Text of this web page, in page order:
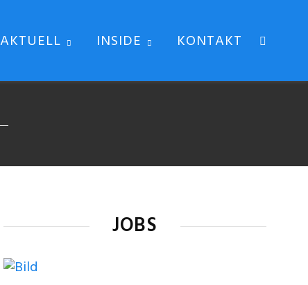
AKTUELL INSIDE KONTAKT
JOBS